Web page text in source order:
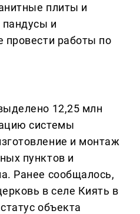
плиты и
пандусы и
провести работы по
12,25 млн
системы
и монтаж
пунктов и
Ранее сообщалось,
в селе Киять в
объекта